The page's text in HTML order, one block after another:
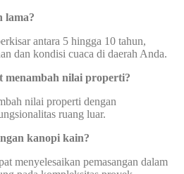
lama?
antara 5 hingga 10 tahun,
dan kondisi cuaca di daerah Anda.
menambah nilai properti?
nilai properti dengan
ruang luar.
kanopi kain?
menyelesaikan pemasangan dalam